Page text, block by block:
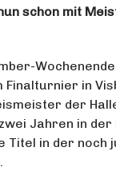
schon mit
in
der
Jahren in der
Titel in der noch